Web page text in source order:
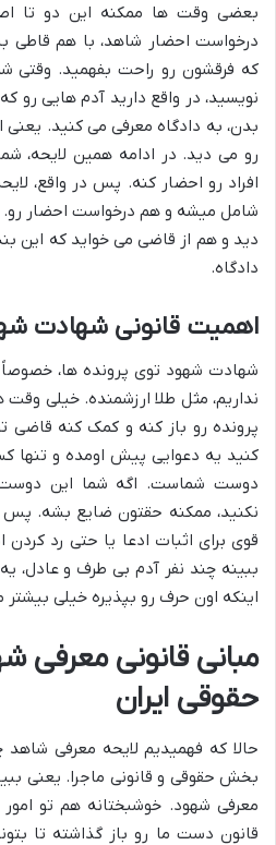
بعضی وقت ها ممکنه این دو تا
درخواست احضار شاهد، با هم قاطی
که فرقشون رو راحت بفهمید. وقتی
نویسید، در واقع دارید آدم هایی رو
بدن، به دادگاه معرفی می کنید.
رو می دید. در ادامه همین لایحه،
افراد رو احضار کنه. پس در واقع،
شامل میشه و هم درخواست احضار رو.
دید و هم از قاضی می خواید که این
دادگاه.
اهمیت قانونی شهادت
شهادت شهود توی پرونده ها، خصوصاً
نداریم، مثل طلا ارزشمنده. خیلی
پرونده رو باز کنه و کمک کنه قاضی
کنید یه دعوایی پیش اومده و تنها
دوست شماست. اگه شما این دوست
نکنید، ممکنه حقتون ضایع بشه.
قوی برای اثبات ادعا یا حتی رد
ببینه چند نفر آدم بی طرف و عادل،
اینکه اون حرف رو بپذیره خیلی
مبانی قانونی معرفی
حقوقی ایران
حالا که فهمیدیم لایحه معرفی
بخش حقوقی و قانونی ماجرا. یعنی
معرفی شهود. خوشبختانه هم تو
قانون دست ما رو باز گذاشته تا